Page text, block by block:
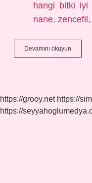
hangi bitki iyi
nane,
Devamını okuyun
Yolla
https://grooy.net https://
https://